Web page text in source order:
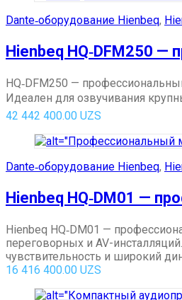
Dante‑оборудование Hienbeq,
Hienbeq HQ‑DFM250
HQ‑DFM250 —
Идеален для озвучивания
42 442 400.00 UZS
Dante‑оборудование Hienbeq,
Hienbeq HQ‑DM01 —
Hienbeq HQ‑DM01 —
переговорных и AV-
чувствительность и широкий
16 416 400.00 UZS